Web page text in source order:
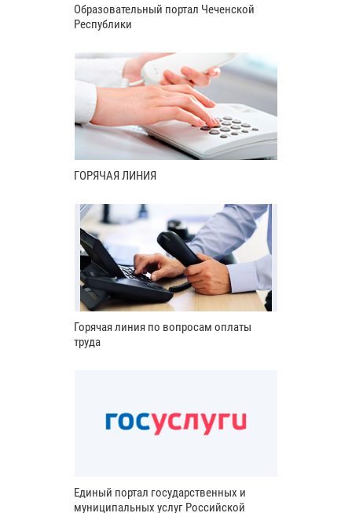
Образовательный портал Чеченской
Республики
ГОРЯЧАЯ ЛИНИЯ
Горячая линия по вопросам оплаты
труда
Единый портал государственных и
муниципальных услуг Российской